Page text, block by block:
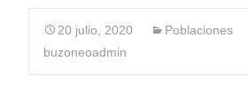
20 julio, 2020 Poblaciones
buzoneoadmin